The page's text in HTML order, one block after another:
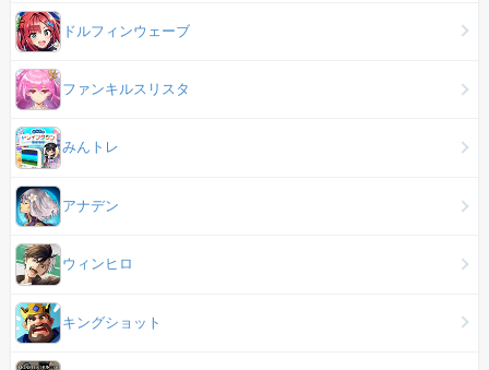
ドルフィンウェーブ
ファンキルスリスタ
みんトレ
アナデン
ウィンヒロ
キングショット